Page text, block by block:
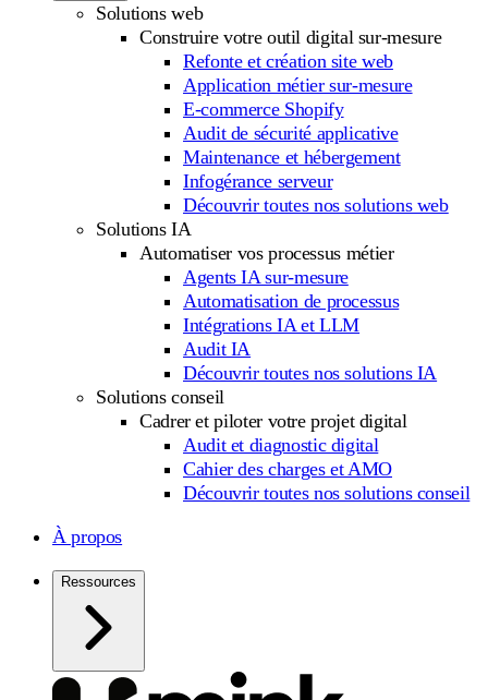
Solutions web
Construire votre outil digital sur-mesure
Refonte et création site web
Application métier sur-mesure
E-commerce Shopify
Audit de sécurité applicative
Maintenance et hébergement
Infogérance serveur
Découvrir toutes nos solutions web
Solutions IA
Automatiser vos processus métier
Agents IA sur-mesure
Automatisation de processus
Intégrations IA et LLM
Audit IA
Découvrir toutes nos solutions IA
Solutions conseil
Cadrer et piloter votre projet digital
Audit et diagnostic digital
Cahier des charges et AMO
Découvrir toutes nos solutions conseil
À propos
Ressources